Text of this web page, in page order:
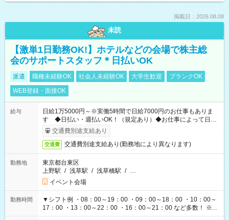
掲載日：2026.08.08
未読
【激単1日勤務OK!】ホテルなどの会場で株主総
会のサポートスタッフ＊日払いOK
派遣 職種未経験OK 社会人未経験OK 大学生歓迎
ブランクOK
WEB登録・面接OK
給与
日給1万5000円～※実働5時間で日給7000円のお仕事もありま
す ◆日払い・週払いOK！（規定あり）◆お仕事によって日給
も異なります
交通費別途支給あり
交通費 交通費別途支給あり(勤務地により異なります)
勤務地
東京都台東区
上野駅 / 浅草駅 / 浅草橋駅 / …
イベント会場
勤務時間
▼シフト例 ・08：00～19：00 ・09：00～18：00 ・10：00～
17：00 ・13：00～22：00 ・16：00～21：00 など多数！ ※お
仕事により勤務時間が異なります